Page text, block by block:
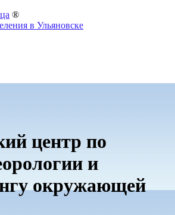
®
в Ульяновске
центр по
и
окружающей